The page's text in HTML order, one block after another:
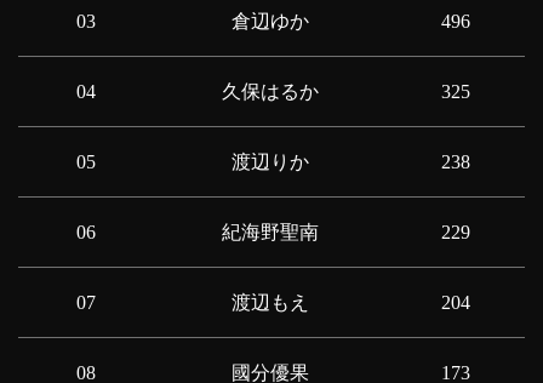
03 倉辺ゆか 496
04 久保はるか 325
05 渡辺りか 238
06 紀海野聖南 229
07 渡辺もえ 204
08 國分優果 173